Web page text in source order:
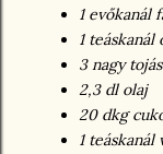
1 evőkanál
1
3 nagy tojás
2,3 dl olaj
20 dkg
1